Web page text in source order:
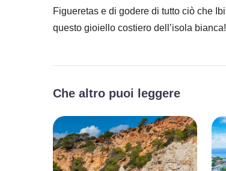
Figueretas e di godere di tutto ciò che
questo gioiello costiero dell’isola bianca!
Che altro puoi leggere